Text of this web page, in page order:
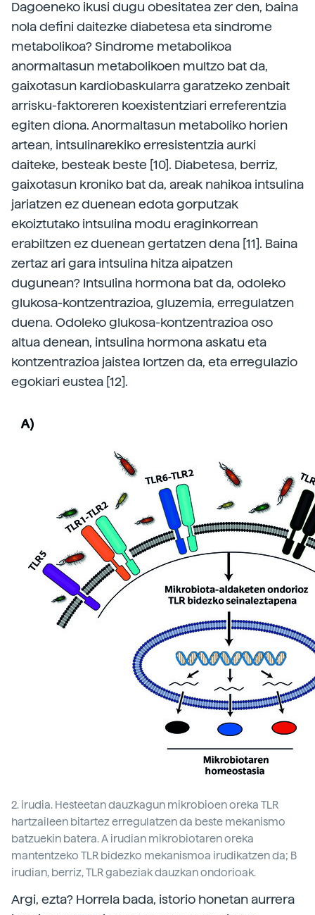
Dagoeneko ikusi dugu obesitatea zer den, baina
nola defini daitezke diabetesa eta sindrome
metabolikoa? Sindrome metabolikoa
anormaltasun metabolikoen multzo bat da,
gaixotasun kardiobaskularra garatzeko zenbait
arrisku-faktoreren koexistentziari erreferentzia
egiten diona. Anormaltasun metaboliko horien
artean, intsulinarekiko erresistentzia aurki
daiteke, besteak beste [10]. Diabetesa, berriz,
gaixotasun kroniko bat da, areak nahikoa intsulina
jariatzen ez duenean edota gorputzak
ekoiztutako intsulina modu eraginkorrean
erabiltzen ez duenean gertatzen dena [11]. Baina
zertaz ari gara intsulina hitza aipatzen
dugunean? Intsulina hormona bat da, odoleko
glukosa-­kontzentrazioa, gluzemia, erregulatzen
duena. Odoleko glukosa-kontzentrazioa oso
altua denean, intsulina hormona askatu eta
kontzentrazioa jaistea lortzen da, eta erregulazio
egokiari eustea [12].
2. irudia. Hesteetan dauzkagun mikrobioen oreka TLR
hartzaileen bitartez erregulatzen da beste mekanismo
batzuekin batera. A irudian mikrobiotaren oreka
mantentzeko TLR bidezko mekanismoa irudikatzen da; B
irudian, berriz, TLR gabeziak dauzkan ondorioak.
Argi, ezta? Horrela bada, istorio honetan aurrera